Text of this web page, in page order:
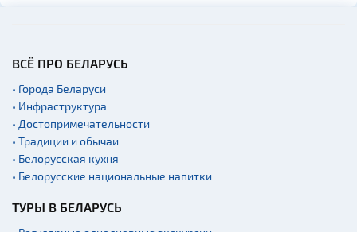
ВСЁ ПРО БЕЛАРУСЬ
• Города Беларуси
• Инфраструктура
• Достопримечательности
• Традиции и обычаи
• Белорусская кухня
• Белорусские национальные напитки
ТУРЫ В БЕЛАРУСЬ